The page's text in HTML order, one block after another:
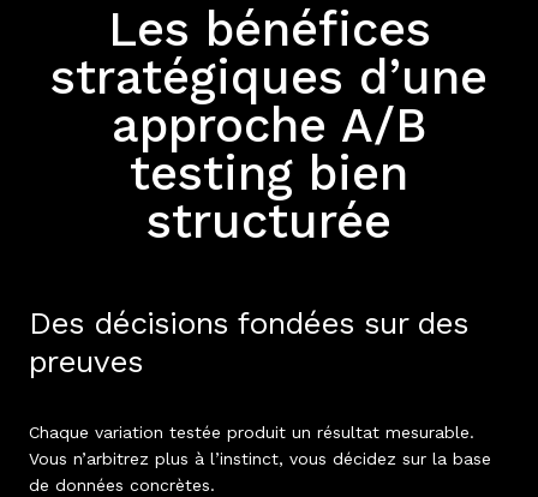
Les bénéfices
stratégiques d’une
approche A/B
testing bien
structurée
Des décisions fondées sur des
preuves
Chaque variation testée produit un résultat mesurable.
Vous n’arbitrez plus à l’instinct, vous décidez sur la base
de données concrètes.